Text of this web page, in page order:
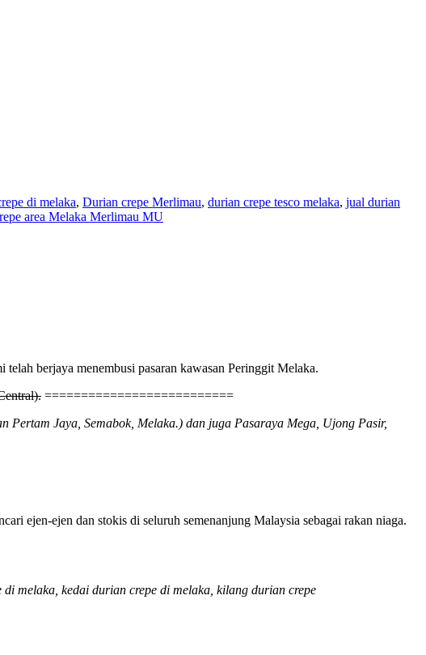
di melaka, Durian crepe Merlimau, durian crepe tesco melaka, jual durian
area Melaka Merlimau MU
berjaya menembusi pasaran kawasan Peringgit Melaka.
==========================
Pertam Jaya, Semabok, Melaka.) dan juga Pasaraya Mega, Ujong Pasir,
ejen-ejen dan stokis di seluruh semenanjung Malaysia sebagai rakan niaga.
melaka, kedai durian crepe di melaka, kilang durian crepe